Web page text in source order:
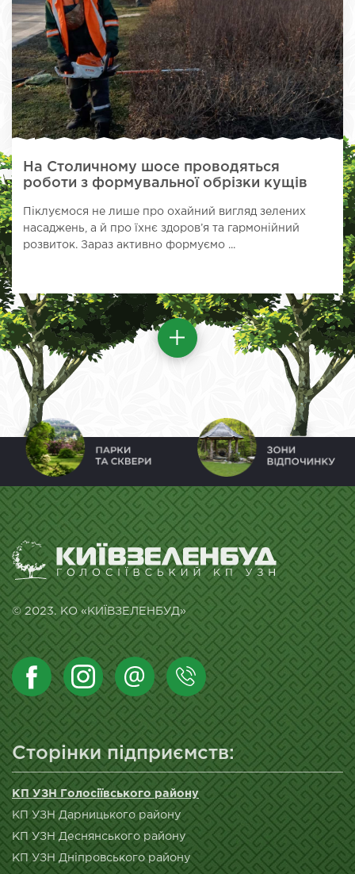
На Столичному шосе проводяться
роботи з формувальної обрізки кущів
Піклуємося не лише про охайний вигляд зелених
насаджень, а й про їхнє здоров’я та гармонійний
розвиток. Зараз активно формуємо ...
© 2023. КО «КИЇВЗЕЛЕНБУД»
Сторінки підприємств:
КП УЗН Голосіївського району
КП УЗН Дарницького району
КП УЗН Деснянського району
КП УЗН Дніпровського району